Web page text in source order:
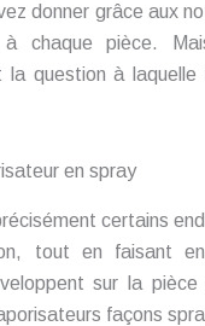
donner grâce aux
à chaque pièce.
la question à laquelle
en spray
certains
tout en faisant
sur la
façons